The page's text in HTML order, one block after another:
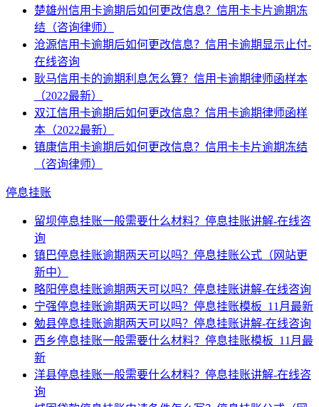
楚雄州信用卡逾期后如何更改信息？信用卡卡片逾期冻
结（咨询律师）
沧源信用卡逾期后如何更改信息？信用卡逾期显示止付-
在线咨询
耿马信用卡的逾期利息怎么算？信用卡逾期律师函样本
（2022最新）
双江信用卡逾期后如何更改信息？信用卡逾期律师函样
本（2022最新）
镇康信用卡逾期后如何更改信息？信用卡卡片逾期冻结
（咨询律师）
停息挂账
留坝停息挂账一般需要什么材料？停息挂账讲解-在线咨
询
镇巴停息挂账逾期两天可以吗？停息挂账公式（网站更
新中）
略阳停息挂账逾期两天可以吗？停息挂账讲解-在线咨询
宁强停息挂账逾期两天可以吗？停息挂账模板_11月最新
勉县停息挂账逾期两天可以吗？停息挂账讲解-在线咨询
西乡停息挂账一般需要什么材料？停息挂账模板_11月最
新
洋县停息挂账一般需要什么材料？停息挂账讲解-在线咨
询